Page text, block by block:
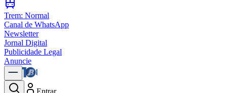
Trem: Normal
Canal de WhatsApp
Newsletter
Jornal Digital
Publicidade Legal
Anuncie
Entrar